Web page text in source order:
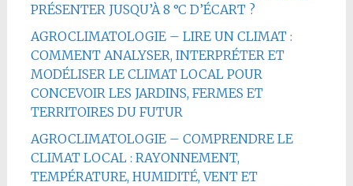
PRÉSENTER JUSQU’À 8 °C D’ÉCART ?
AGROCLIMATOLOGIE – LIRE UN CLIMAT :
COMMENT ANALYSER, INTERPRÉTER ET
MODÉLISER LE CLIMAT LOCAL POUR
CONCEVOIR LES JARDINS, FERMES ET
TERRITOIRES DU FUTUR
AGROCLIMATOLOGIE – COMPRENDRE LE
CLIMAT LOCAL : RAYONNEMENT,
TEMPÉRATURE, HUMIDITÉ, VENT ET